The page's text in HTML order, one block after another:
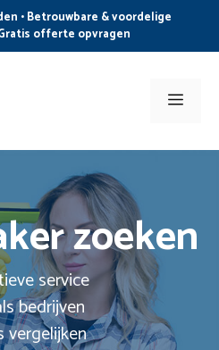
• Betrouwbare & voordelige
offerte opvragen
Menu
zoeken
service
bedrijven
vergelijken